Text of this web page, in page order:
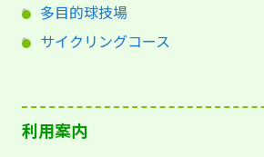
多目的球技場
サイクリングコース
利用案内